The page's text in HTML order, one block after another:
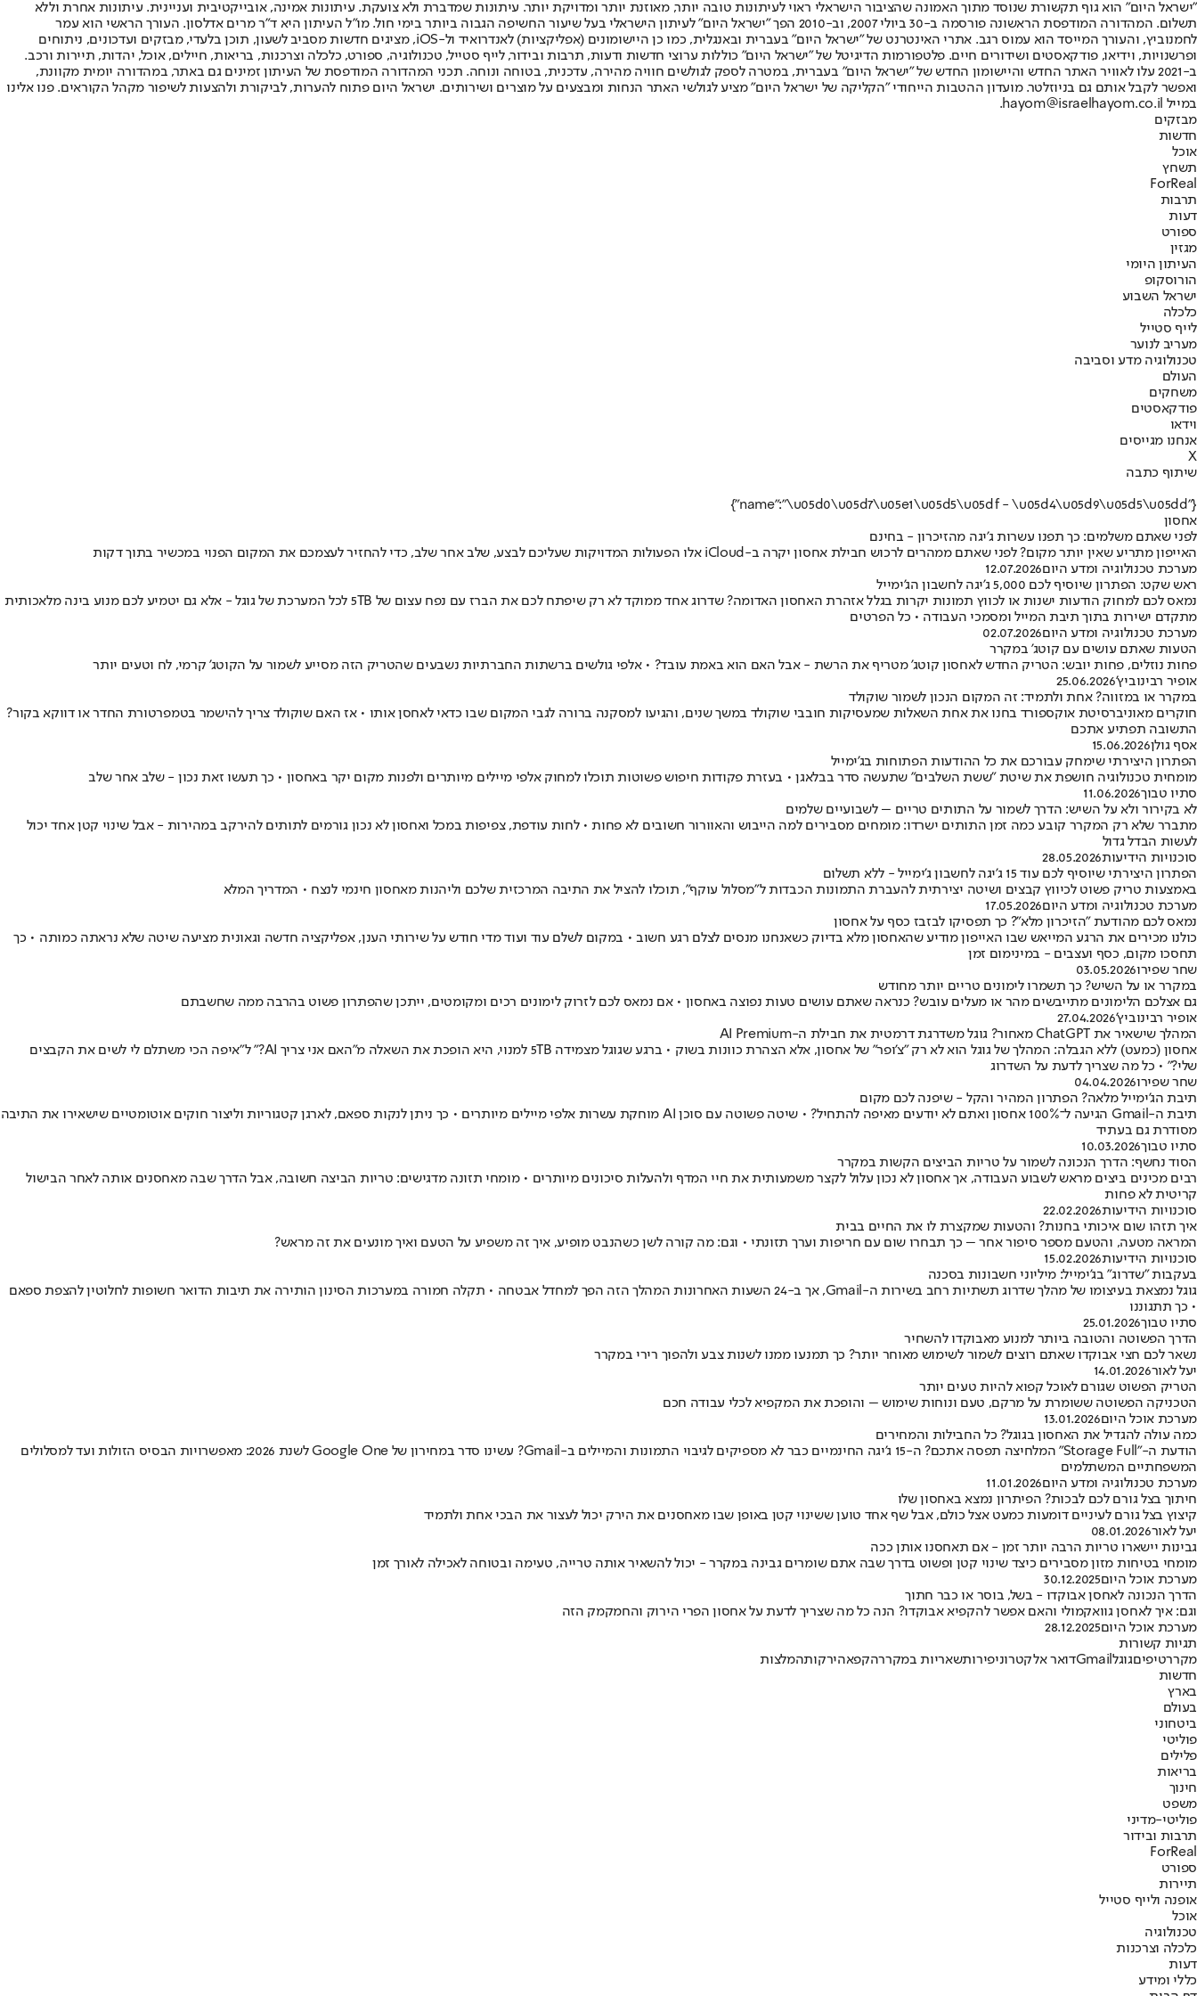
"ישראל היום" הוא גוף תקשורת שנוסד מתוך האמונה שהציבור הישראלי ראוי לעיתונות טובה יותר, מאוזנת יותר ומדויקת יותר. עיתונות שמדברת ולא צועקת. עיתונות אמינה, אובייקטיבית ועניינית. עיתונות אחרת וללא
תשלום. המהדורה המודפסת הראשונה פורסמה ב-30 ביולי 2007, וב-2010 הפך "ישראל היום" לעיתון הישראלי בעל שיעור החשיפה הגבוה ביותר בימי חול. מו"ל העיתון היא ד"ר מרים אדלסון. העורך הראשי הוא עמר
לחמנוביץ, והעורך המייסד הוא עמוס רגב. אתרי האינטרנט של "ישראל היום" בעברית ובאנגלית, כמו כן היישומונים (אפליקציות) לאנדרואיד ול-iOS, מציגים חדשות מסביב לשעון, תוכן בלעדי, מבזקים ועדכונים, ניתוחים
ופרשנויות, וידיאו, פודקאסטים ושידורים חיים. פלטפורמות הדיגיטל של "ישראל היום" כוללות ערוצי חדשות ודעות, תרבות ובידור, לייף סטייל, טכנולוגיה, ספורט, כלכלה וצרכנות, בריאות, חיילים, אוכל, יהדות, תיירות ורכב.
ב-2021 עלו לאוויר האתר החדש והיישומון החדש של "ישראל היום" בעברית, במטרה לספק לגולשים חוויה מהירה, עדכנית, בטוחה ונוחה. תכני המהדורה המודפסת של העיתון זמינים גם באתר, במהדורה יומית מקוונת,
ואפשר לקבל אותם גם בניוזלטר. מועדון ההטבות הייחודי "הקליקה של ישראל היום" מציע לגולשי האתר הנחות ומבצעים על מוצרים ושירותים. ישראל היום פתוח להערות, לביקורת ולהצעות לשיפור מקהל הקוראים. פנו אלינו
במייל hayom@israelhayom.co.il.
מבזקים
חדשות
אוכל
תשחץ
ForReal
תרבות
דעות
ספורט
מגזין
העיתון היומי
הורוסקופ
ישראל השבוע
כלכלה
לייף סטייל
מעריב לנוער
טכנולוגיה מדע וסביבה
העולם
משחקים
פודקאסטים
וידאו
אנחנו מגייסים
X
שיתוף כתבה
{"name":"\u05d0\u05d7\u05e1\u05d5\u05df - \u05d4\u05d9\u05d5\u05dd"}
אחסון
לפני שאתם משלמים: כך תפנו עשרות ג'יגה מהזיכרון - בחינם
האייפון מתריע שאין יותר מקום? לפני שאתם ממהרים לרכוש חבילת אחסון יקרה ב-iCloud אלו הפעולות המדויקות שעליכם לבצע, שלב אחר שלב, כדי להחזיר לעצמכם את המקום הפנוי במכשיר בתוך דקות
מערכת טכנולוגיה ומדע היום12.07.2026
ראש שקט: הפתרון שיוסיף לכם 5,000 ג'יגה לחשבון הג'ימייל
נמאס לכם למחוק הודעות ישנות או לכווץ תמונות יקרות בגלל אזהרת האחסון האדומה? שדרוג אחד ממוקד לא רק שיפתח לכם את הברז עם נפח עצום של 5TB לכל המערכת של גוגל - אלא גם יטמיע לכם מנוע בינה מלאכותית
מתקדם ישירות בתוך תיבת המייל ומסמכי העבודה • כל הפרטים
מערכת טכנולוגיה ומדע היום02.07.2026
הטעות שאתם עושים עם קוטג' במקרר
פחות נוזלים, פחות יובש: הטריק החדש לאחסון קוטג' מטריף את הרשת - אבל האם הוא באמת עובד? • אלפי גולשים ברשתות החברתיות נשבעים שהטריק הזה מסייע לשמור על הקוטג' קרמי, לח וטעים יותר
אופיר רבינוביץ'25.06.2026
במקרר או במזווה? אחת ולתמיד: זה המקום הנכון לשמור שוקולד
חוקרים מאוניברסיטת אוקספורד בחנו את אחת השאלות שמעסיקות חובבי שוקולד במשך שנים, והגיעו למסקנה ברורה לגבי המקום שבו כדאי לאחסן אותו • אז האם שוקולד צריך להישמר בטמפרטורת החדר או דווקא בקור?
התשובה תפתיע אתכם
אסף גולן15.06.2026
הפתרון היצירתי שימחק עבורכם את כל ההודעות הפתוחות בג'ימייל
מומחית טכנולוגיה חושפת את שיטת "ששת השלבים" שתעשה סדר בבלאגן • בעזרת פקודות חיפוש פשוטות תוכלו למחוק אלפי מיילים מיותרים ולפנות מקום יקר באחסון • כך תעשו זאת נכון - שלב אחר שלב
סתיו טבוך11.06.2026
לא בקירור ולא על השיש: הדרך לשמור על התותים טריים – לשבועיים שלמים
מתברר שלא רק המקרר קובע כמה זמן התותים ישרדו: מומחים מסבירים למה הייבוש והאוורור חשובים לא פחות • לחות עודפת, צפיפות במכל ואחסון לא נכון גורמים לתותים להירקב במהירות - אבל שינוי קטן אחד יכול
לעשות הבדל גדול
סוכנויות הידיעות28.05.2026
הפתרון היצירתי שיוסיף לכם עוד 15 ג'יגה לחשבון ג'ימייל - ללא תשלום
באמצעות טריק פשוט לכיווץ קבצים ושיטה יצירתית להעברת התמונות הכבדות ל"מסלול עוקף", תוכלו להציל את התיבה המרכזית שלכם וליהנות מאחסון חינמי לנצח • המדריך המלא
מערכת טכנולוגיה ומדע היום17.05.2026
נמאס לכם מהודעת "הזיכרון מלא"? כך תפסיקו לבזבז כסף על אחסון
כולנו מכירים את הרגע המייאש שבו האייפון מודיע שהאחסון מלא בדיוק כשאנחנו מנסים לצלם רגע חשוב • במקום לשלם עוד ועוד מדי חודש על שירותי הענן, אפליקציה חדשה וגאונית מציעה שיטה שלא נראתה כמותה • כך
תחסכו מקום, כסף ועצבים - במינימום זמן
שחר שפירו03.05.2026
במקרר או על השיש? כך תשמרו לימונים טריים יותר מחודש
גם אצלכם הלימונים מתייבשים מהר או מעלים עובש? כנראה שאתם עושים טעות נפוצה באחסון • אם נמאס לכם לזרוק לימונים רכים ומקומטים, ייתכן שהפתרון פשוט בהרבה ממה שחשבתם
אופיר רבינוביץ'27.04.2026
המהלך שישאיר את ChatGPT מאחור? גוגל משדרגת דרמטית את חבילת ה-AI Premium
אחסון (כמעט) ללא הגבלה: המהלך של גוגל הוא לא רק "צ'ופר" של אחסון, אלא הצהרת כוונות בשוק • ברגע שגוגל מצמידה 5TB למנוי, היא הופכת את השאלה מ"האם אני צריך AI?" ל"איפה הכי משתלם לי לשים את הקבצים
שלי?" • כל מה שצריך לדעת על השדרוג
שחר שפירו04.04.2026
תיבת הג'ימייל מלאה? הפתרון המהיר והקל - שיפנה לכם מקום
תיבת ה-Gmail הגיעה ל־100% אחסון ואתם לא יודעים מאיפה להתחיל? • שיטה פשוטה עם סוכן AI מוחקת עשרות אלפי מיילים מיותרים • כך ניתן לנקות ספאם, לארגן קטגוריות וליצור חוקים אוטומטיים שישאירו את התיבה
מסודרת גם בעתיד
סתיו טבוך10.03.2026
הסוד נחשף: הדרך הנכונה לשמור על טריות הביצים הקשות במקרר
רבים מכינים ביצים מראש לשבוע העבודה, אך אחסון לא נכון עלול לקצר משמעותית את חיי המדף ולהעלות סיכונים מיותרים • מומחי תזונה מדגישים: טריות הביצה חשובה, אבל הדרך שבה מאחסנים אותה לאחר הבישול
קריטית לא פחות
סוכנויות הידיעות22.02.2026
איך תזהו שום איכותי בחנות? והטעות שמקצרת לו את החיים בבית
המראה מטעה, והטעם מספר סיפור אחר – כך תבחרו שום עם חריפות וערך תזונתי • וגם: מה קורה לשן כשהנבט מופיע, איך זה משפיע על הטעם ואיך מונעים את זה מראש?
סוכנויות הידיעות15.02.2026
בעקבות "שדרוג" בג'ימייל: מיליוני חשבונות בסכנה
גוגל נמצאת בעיצומו של מהלך שדרוג תשתיות רחב בשירות ה-Gmail, אך ב-24 השעות האחרונות המהלך הזה הפך למחדל אבטחה • תקלה חמורה במערכות הסינון הותירה את תיבות הדואר חשופות לחלוטין להצפת ספאם
• כך תתגוננו
סתיו טבוך25.01.2026
הדרך הפשוטה והטובה ביותר למנוע מאבוקדו להשחיר
נשאר לכם חצי אבוקדו שאתם רוצים לשמור לשימוש מאוחר יותר? כך תמנעו ממנו לשנות צבע ולהפוך רירי במקרר
יעל לאור14.01.2026
הטריק הפשוט שגורם לאוכל קפוא להיות טעים יותר
הטכניקה הפשוטה ששומרת על מרקם, טעם ונוחות שימוש – והופכת את המקפיא לכלי עבודה חכם
מערכת אוכל היום13.01.2026
כמה עולה להגדיל את האחסון בגוגל? כל החבילות והמחירים
הודעת ה-"Storage Full" המלחיצה תפסה אתכם? ה-15 ג'יגה החינמיים כבר לא מספיקים לגיבוי התמונות והמיילים ב-Gmail? עשינו סדר במחירון של Google One לשנת 2026: מאפשרויות הבסיס הזולות ועד למסלולים
המשפחתיים המשתלמים
מערכת טכנולוגיה ומדע היום11.01.2026
חיתוך בצל גורם לכם לבכות? הפיתרון נמצא באחסון שלו
קיצוץ בצל גורם לעיניים דומעות כמעט אצל כולם, אבל שף אחד טוען ששינוי קטן באופן שבו מאחסנים את הירק יכול לעצור את הבכי אחת ולתמיד
יעל לאור08.01.2026
גבינות יישארו טריות הרבה יותר זמן - אם תאחסנו אותן ככה
מומחי בטיחות מזון מסבירים כיצד שינוי קטן ופשוט בדרך שבה אתם שומרים גבינה במקרר - יכול להשאיר אותה טרייה, טעימה ובטוחה לאכילה לאורך זמן
מערכת אוכל היום30.12.2025
הדרך הנכונה לאחסן אבוקדו - בשל, בוסר או כבר חתוך
וגם: איך לאחסן גוואקמולי והאם אפשר להקפיא אבוקדו? הנה כל מה שצריך לדעת על אחסון הפרי הירוק והחמקמק הזה
מערכת אוכל היום28.12.2025
תגיות קשורות
מקררטיפיםגוגלGmailדואר אלקטרוניפירותשאריות במקררהקפאהירקותהמלצות
חדשות
בארץ
בעולם
ביטחוני
פוליטי
פלילים
בריאות
חינוך
משפט
פוליטי-מדיני
תרבות ובידור
ForReal
ספורט
תיירות
אופנה ולייף סטייל
אוכל
טכנולוגיה
כלכלה וצרכנות
דעות
כללי ומידע